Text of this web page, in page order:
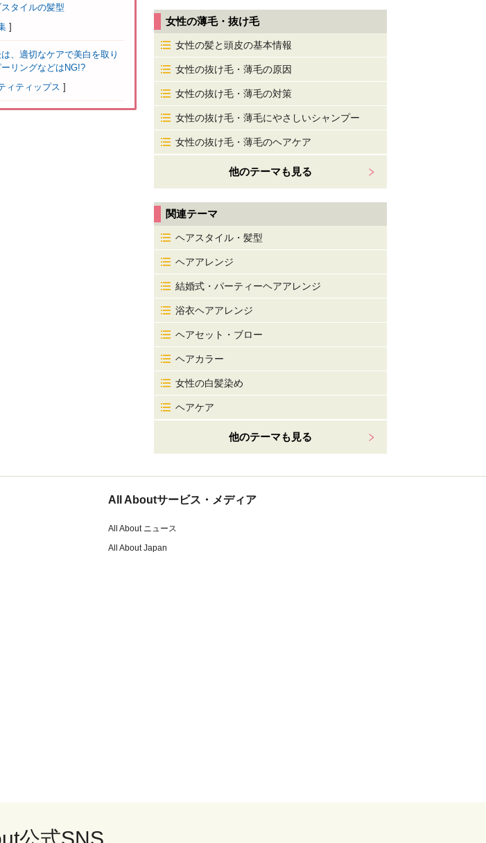
タイルの髪型
]
は、適切なケアで美白を取り
リングなどはNG!?
ィティップス ]
女性の薄毛・抜け毛
女性の髪と頭皮の基本情報
女性の抜け毛・薄毛の原因
女性の抜け毛・薄毛の対策
女性の抜け毛・薄毛にやさしいシャンプー
女性の抜け毛・薄毛のヘアケア
他のテーマも見る
関連テーマ
ヘアスタイル・髪型
ヘアアレンジ
結婚式・パーティーヘアアレンジ
浴衣ヘアアレンジ
ヘアセット・ブロー
ヘアカラー
女性の白髪染め
ヘアケア
他のテーマも見る
All Aboutサービス・メディア
All About ニュース
All About Japan